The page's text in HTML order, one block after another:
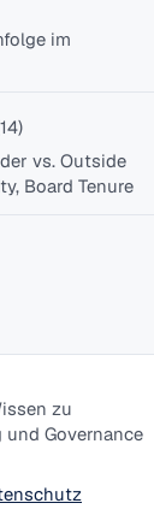
im
14)
vs. Outside
Board Tenure
zu
Governance